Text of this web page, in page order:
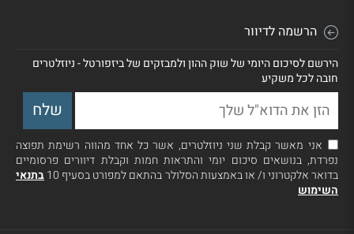
הרשמה לדיוור
הירשם לסיכום היומי של שוק ההון ולמבזקים של ביזפורטל - ניוזלטרים
חובה לכל משקיע
אני מאשר קבלת שני ניוזלטרים, אשר כל אחד מהווה רשימת תפוצה
נפרדת, בנושאים סיכום יומי והתראות חמות וקבלת דיוורים פרסומיים
בדואר אלקטרוני ו/ או באמצעות הסלולר בהתאם למפורט בסעיף 10
בתנאי
השימוש